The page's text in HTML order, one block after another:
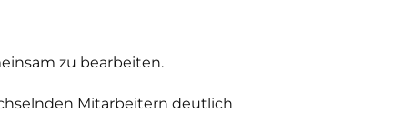
zu bearbeiten.
Mitarbeitern deutlich